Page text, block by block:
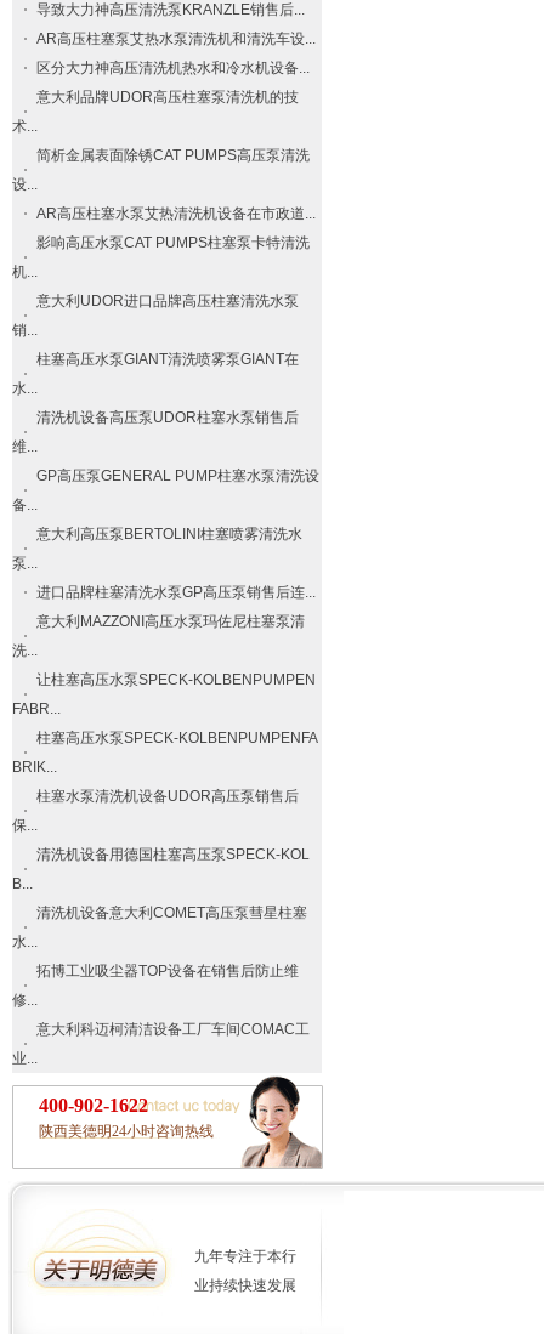
导致大力神高压清洗泵​KRANZLE​销售后...
AR高压柱塞泵艾热水泵清洗机和清洗车设...
区分大力神高压清洗机热水和冷水机设备...
意大利品牌UDOR高压柱塞泵清洗机的技
术...
简析金属表面除锈CAT PUMPS高压泵清洗
设...
AR高压柱塞水泵艾热清洗机设备在市政道...
影响高压水泵CAT PUMPS柱塞泵卡特清洗
机...
意大利UDOR进口品牌高压柱塞清洗水泵
销...
柱塞高压水泵GIANT清洗喷雾泵GIANT在
水...
清洗机设备高压泵UDOR柱塞水泵销售后
维...
GP高压泵GENERAL PUMP柱塞水泵清洗设
备...
意大利高压泵BERTOLINI柱塞喷雾清洗水
泵...
进口品牌柱塞清洗水泵GP高压泵销售后连...
意大利MAZZONI高压水泵玛佐尼柱塞泵清
洗...
让柱塞高压水泵SPECK-KOLBENPUMPEN
FABR...
柱塞高压水泵SPECK-KOLBENPUMPENFA
BRIK...
柱塞水泵清洗机设备UDOR高压泵销售后
保...
清洗机设备用德国柱塞高压泵SPECK-KOL
B...
清洗机设备意大利COMET高压泵彗星柱塞
水...
拓博工业吸尘器TOP设备在销售后防止维
修...
意大利科迈柯清洁设备工厂车间COMAC工
业...
400-902-1622
陕西美德明24小时咨询热线
九年专注于本行
业持续快速发展